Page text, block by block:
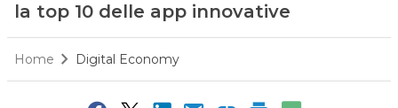
la top 10 delle app innovative
Home Digital Economy